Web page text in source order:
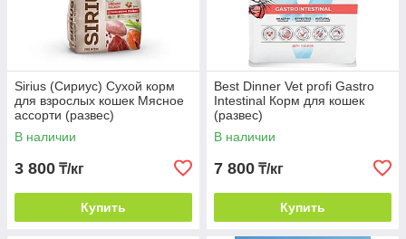
Sirius (Сириус) Сухой корм
для взрослых кошек Мясное
ассорти (развес)
В наличии
3 800 ₸/кг
Купить
Best Dinner Vet profi Gastro
Intestinal Корм для кошек
(развес)
В наличии
7 800 ₸/кг
Купить